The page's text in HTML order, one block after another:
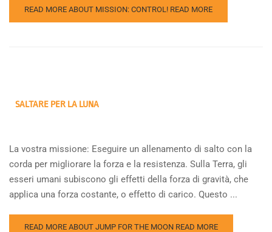
READ MORE ABOUT MISSION: CONTROL! READ MORE
SALTARE PER LA LUNA
La vostra missione: Eseguire un allenamento di salto con la
corda per migliorare la forza e la resistenza. Sulla Terra, gli
esseri umani subiscono gli effetti della forza di gravità, che
applica una forza costante, o effetto di carico. Questo ...
READ MORE ABOUT JUMP FOR THE MOON READ MORE